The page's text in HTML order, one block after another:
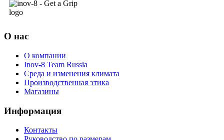
О нас
О компании
Inov-8 Team Russia
Среда и изменения климата
Производственная этика
Магазины
Информация
Контакты